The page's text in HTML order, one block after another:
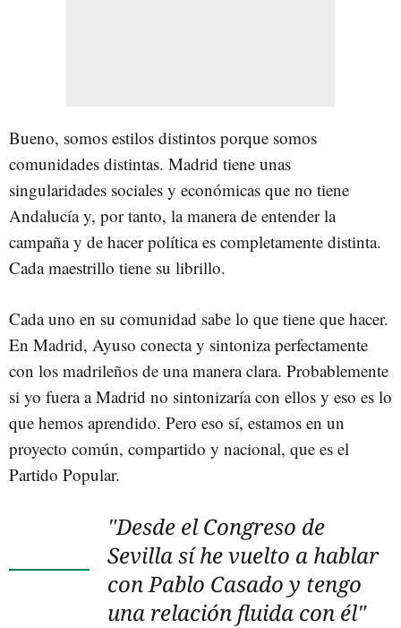
Bueno, somos estilos distintos porque somos
comunidades distintas. Madrid tiene unas
singularidades sociales y económicas que no tiene
Andalucía y, por tanto, la manera de entender la
campaña y de hacer política es completamente distinta.
Cada maestrillo tiene su librillo.
Cada uno en su comunidad sabe lo que tiene que hacer.
En Madrid, Ayuso conecta y sintoniza perfectamente
con los madrileños de una manera clara. Probablemente
si yo fuera a Madrid no sintonizaría con ellos y eso es lo
que hemos aprendido. Pero eso sí, estamos en un
proyecto común, compartido y nacional, que es el
Partido Popular.
"Desde el Congreso de
Sevilla sí he vuelto a hablar
con Pablo Casado y tengo
una relación fluida con él"